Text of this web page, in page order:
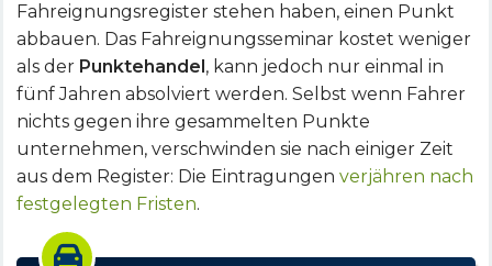
Fahreignungsregister stehen haben, einen Punkt
abbauen. Das Fahreignungsseminar kostet weniger
als der Punktehandel, kann jedoch nur einmal in
fünf Jahren absolviert werden. Selbst wenn Fahrer
nichts gegen ihre gesammelten Punkte
unternehmen, verschwinden sie nach einiger Zeit
aus dem Register: Die Eintragungen verjähren nach
festgelegten Fristen.